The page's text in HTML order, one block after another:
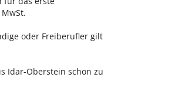
oder Freiberufler gilt
Idar-Oberstein schon zu